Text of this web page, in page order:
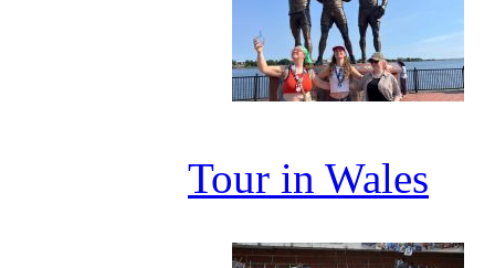
Tour in Wales